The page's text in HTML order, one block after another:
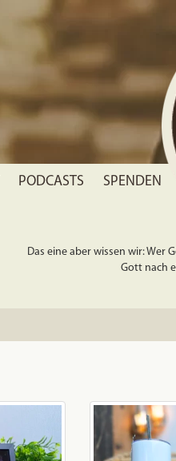
PODCASTS SPENDEN
Das eine aber wissen wir: Wer
Gott nach